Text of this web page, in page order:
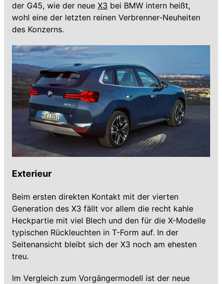
der G45, wie der neue X3 bei BMW intern heißt,
wohl eine der letzten reinen Verbrenner-Neuheiten
des Konzerns.
Exterieur
Beim ersten direkten Kontakt mit der vierten
Generation des X3 fällt vor allem die recht kahle
Heckpartie mit viel Blech und den für die X-Modelle
typischen Rückleuchten in T-Form auf. In der
Seitenansicht bleibt sich der X3 noch am ehesten
treu.
Im Vergleich zum Vorgängermodell ist der neue